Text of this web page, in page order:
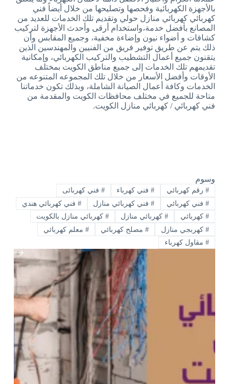
بالأجهزة الكهربائية وفحصها وتصليحها من خلال أيضاً فني
كهربائي كهربائي منازل حولي وتقديم تلك الخدمات للعديد من
المصانع بأفضل خدمة،واستخدام أرقى وأحدث الأجهزة لتركيب
كشافات و أضواء نيون وإضاءة مخفية، وجميع المقابس وأن
ذلك يتم عن طريق توفير فريق من الفنيين والمهندسين الذين
يتقنون جميع أعمال التشطيب والتركيب الكهربائي، وإمكانية
تقديمهم تلك الخدمات إلى جميع مناطق الكويت بمختلف
الأوقات وأفضل الأسعار من خلال تلك المجموعه المتنوعه من
الخدمات وكافة أعمال الصيانة الشاملة، وبذلك تكون خدماتنا
متاحة للجميع في مختلف محافظات الكويت والمقدمة من
فني كهربائي / كهربائي منازل الكويت.
وسوم
#رقم كهربائي #فني كهرباء # فني كهربائى
#فني كهربائي #فني كهربائي منازل # فني كهربائي هندي
#كهربائي #كهربائي منازل # كهربائي منازل بالكويت
#كهربجي منازل #مصلح كهربائي # معلم كهربائي
#مقاول كهرباء